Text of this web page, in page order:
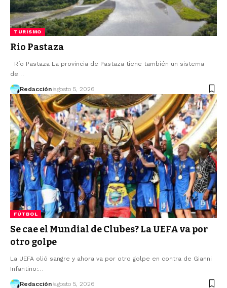
TURISMO
Rio Pastaza
Río Pastaza La provincia de Pastaza tiene también un sistema
de…
Redacción agosto 5, 2026
FÚTBOL
Se cae el Mundial de Clubes? La UEFA va por
otro golpe
La UEFA olió sangre y ahora va por otro golpe en contra de Gianni
Infantino:…
Redacción agosto 5, 2026